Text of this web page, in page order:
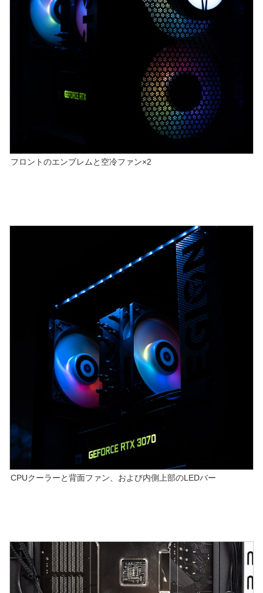
フロントのエンブレムと空冷ファン×2
CPUクーラーと背面ファン、および内側上部のLEDバー